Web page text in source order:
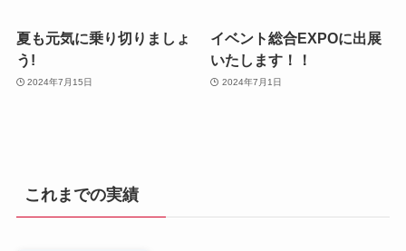
夏も元気に乗り切りましょ
う!
2024年7月15日
イベント総合EXPOに出展
いたします！！
2024年7月1日
これまでの実績